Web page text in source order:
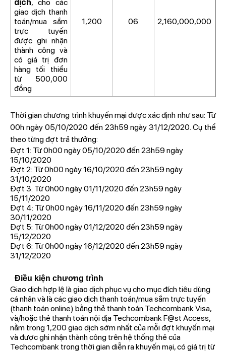
dịch, cho các
giao dịch thanh
toán/mua sắm
trực tuyến
được ghi nhận
thành công và
có giá trị đơn
hàng tối thiểu
từ 500,000
đồng
1,200 06 2,160,000,000
Thời gian chương trình khuyến mại được xác định như sau: Từ
00h ngày 05/10/2020 đến 23h59 ngày 31/12/2020. Cụ thể
theo từng đợt trả thưởng:
Đợt 1: Từ 0h00 ngày 05/10/2020 đến 23h59 ngày
15/10/2020
Đợt 2: Từ 0h00 ngày 16/10/2020 đến 23h59 ngày
31/10/2020
Đợt 3: Từ 0h00 ngày 01/11/2020 đến 23h59 ngày
15/11/2020
Đợt 4: Từ 0h00 ngày 16/11/2020 đến 23h59 ngày
30/11/2020
Đợt 5: Từ 0h00 ngày 01/12/2020 đến 23h59 ngày
15/12/2020
Đợt 6: Từ 0h00 ngày 16/12/2020 đến 23h59 ngày
31/12/2020
Điều kiện chương trình
Giao dịch hợp lệ là giao dịch phục vụ cho mục đích tiêu dùng
cá nhân và là các giao dịch thanh toán/mua sắm trực tuyến
(thanh toán online) bằng thẻ thanh toán Techcombank Visa,
và/hoặc thẻ thanh toán nội địa Techcombank F@st Access,
nằm trong 1,200 giao dịch sớm nhất của mỗi đợt khuyến mại
và được ghi nhận thành công trên hệ thống thẻ của
Techcombank trong thời gian diễn ra khuyến mại, có giá trị từ